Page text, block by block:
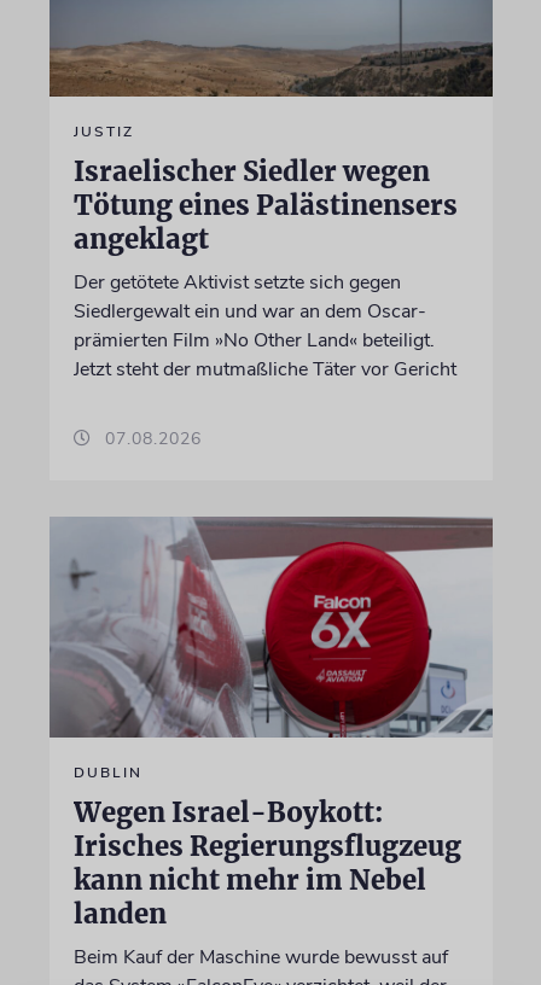
JUSTIZ
Israelischer Siedler wegen
Tötung eines Palästinensers
angeklagt
Der getötete Aktivist setzte sich gegen
Siedlergewalt ein und war an dem Oscar-
prämierten Film »No Other Land« beteiligt.
Jetzt steht der mutmaßliche Täter vor Gericht
07.08.2026
DUBLIN
Wegen Israel-Boykott:
Irisches Regierungsflugzeug
kann nicht mehr im Nebel
landen
Beim Kauf der Maschine wurde bewusst auf